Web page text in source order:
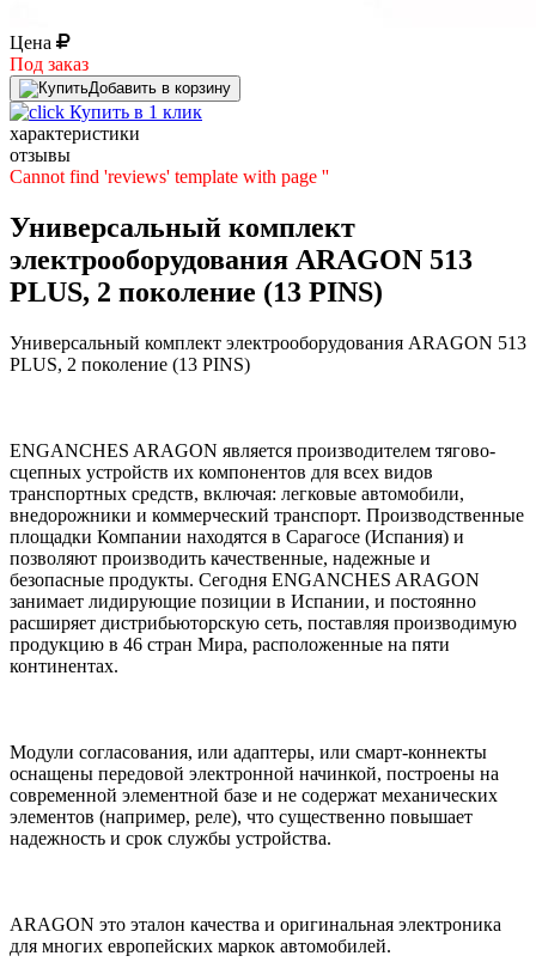
Цена
Под заказ
Добавить в корзину
Купить в 1 клик
характеристики
отзывы
Cannot find 'reviews' template with page ''
Универсальный комплект
электрооборудования ARAGON 513
PLUS, 2 поколение (13 PINS)
Универсальный комплект электрооборудования ARAGON 513
PLUS, 2 поколение (13 PINS)
ENGANCHES ARAGON является производителем тягово-
сцепных устройств их компонентов для всех видов
транспортных средств, включая: легковые автомобили,
внедорожники и коммерческий транспорт. Производственные
площадки Компании находятся в Сарагосе (Испания) и
позволяют производить качественные, надежные и
безопасные продукты. Сегодня ENGANCHES ARAGON
занимает лидирующие позиции в Испании, и постоянно
расширяет дистрибьюторскую сеть, поставляя производимую
продукцию в 46 стран Мира, расположенные на пяти
континентах.
Модули согласования, или адаптеры, или смарт-коннекты
оснащены передовой электронной начинкой, построены на
современной элементной базе и не содержат механических
элементов (например, реле), что существенно повышает
надежность и срок службы устройства.
ARAGON это эталон качества и оригинальная электроника
для многих европейских маркок автомобилей.